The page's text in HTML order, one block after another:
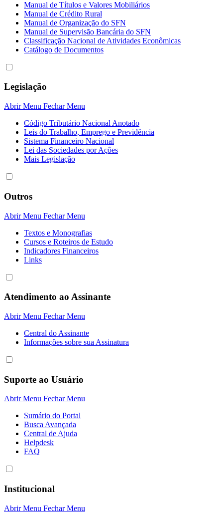
Manual de Títulos e Valores Mobiliários
Manual de Crédito Rural
Manual de Organização do SFN
Manual de Supervisão Bancária do SFN
Classificação Nacional de Atividades Econômicas
Catálogo de Documentos
Legislação
Abrir Menu Fechar Menu
Código Tributário Nacional Anotado
Leis do Trabalho, Emprego e Previdência
Sistema Financeiro Nacional
Lei das Sociedades por Açôes
Mais Legislação
Outros
Abrir Menu Fechar Menu
Textos e Monografias
Cursos e Roteiros de Estudo
Indicadores Financeiros
Links
Atendimento ao Assinante
Abrir Menu Fechar Menu
Central do Assinante
Informaçôes sobre sua Assinatura
Suporte ao Usuário
Abrir Menu Fechar Menu
Sumário do Portal
Busca Avançada
Central de Ajuda
Helpdesk
FAQ
Institucional
Abrir Menu Fechar Menu